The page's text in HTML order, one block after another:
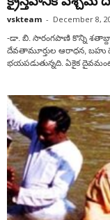
vskteam - December 8,
-డా. బి. సారంగపాణి కొన్ని
దేవతామూర్తుల ఆరాధన, బహు
భయపడుతున్నది. ఏకైక